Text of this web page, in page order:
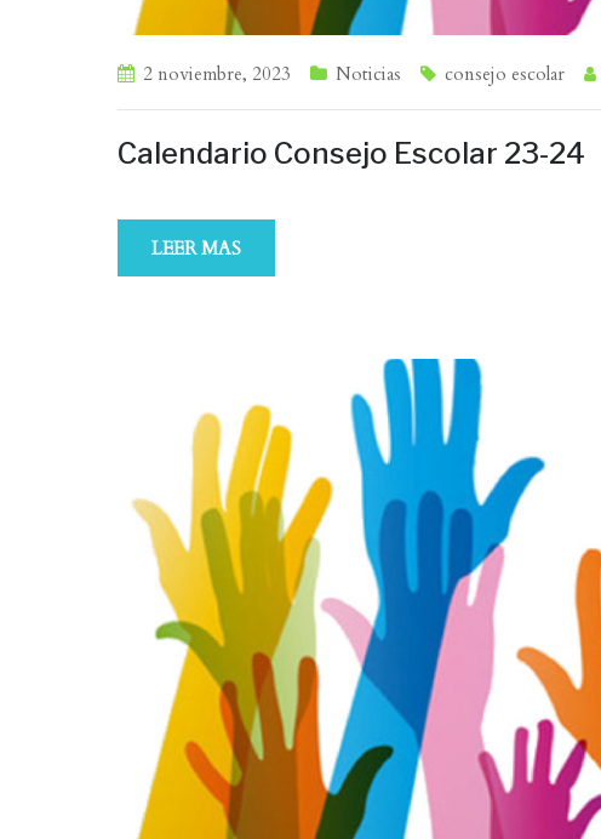
2 noviembre, 2023 Noticias consejo escolar
Calendario Consejo Escolar 23-24
LEER MAS